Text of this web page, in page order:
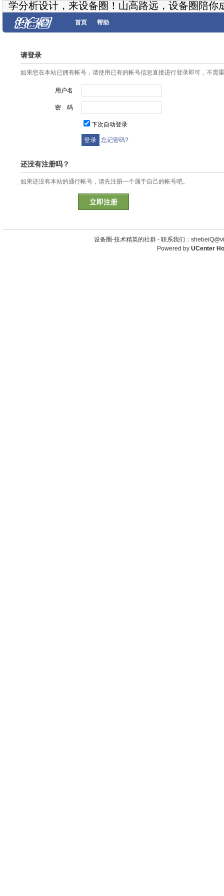
学分析设计，来设备圈！山高路远，设备圈陪你
首页 帮助
请登录
如果您在本站已拥有帐号，请使用已有的帐号信息直接进行登录即可，不需
用户名
密 码
下次自动登录
忘记密码?
还没有注册吗？
如果还没有本站的通行帐号，请先注册一个属于自己的帐号吧。
立即注册
设备圈-技术精英的社群 - 联系我们：
Powered by UCenter